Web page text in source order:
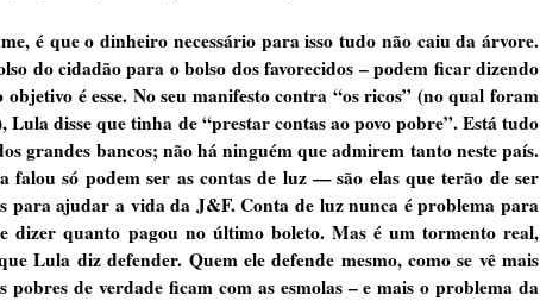
é que o dinheiro necessário para isso tudo não caiu da árvore.
do cidadão para o bolso dos favorecidos – podem ficar dizendo
é esse. No seu manifesto contra “os ricos” (no qual foram
disse que tinha de “prestar contas ao povo pobre”. Está tudo
grandes bancos; não há ninguém que admirem tanto neste país.
falou só podem ser as contas de luz — são elas que terão de ser
para ajudar a vida da J&F. Conta de luz nunca é problema para
dizer quanto pagou no último boleto. Mas é um tormento real,
Lula diz defender. Quem ele defende mesmo, como se vê mais
de verdade ficam com as esmolas – e mais o problema da